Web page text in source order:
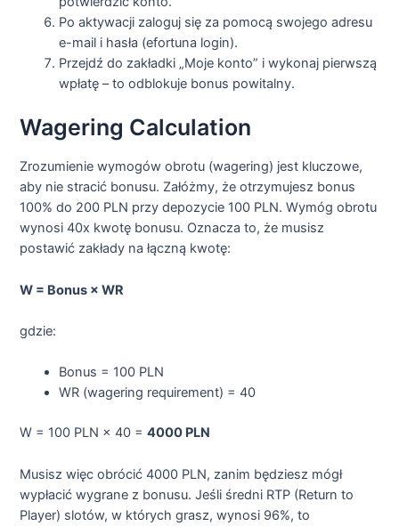
Po aktywacji zaloguj się za pomocą swojego adresu
e-mail i hasła (efortuna login).
Przejdź do zakładki „Moje konto” i wykonaj pierwszą
wpłatę – to odblokuje bonus powitalny.
Wagering Calculation
Zrozumienie wymogów obrotu (wagering) jest kluczowe,
aby nie stracić bonusu. Załóżmy, że otrzymujesz bonus
100% do 200 PLN przy depozycie 100 PLN. Wymóg obrotu
wynosi 40x kwotę bonusu. Oznacza to, że musisz
postawić zakłady na łączną kwotę:
W = Bonus × WR
gdzie:
Bonus = 100 PLN
WR (wagering requirement) = 40
W = 100 PLN × 40 =4000 PLN
Musisz więc obrócić 4000 PLN, zanim będziesz mógł
wypłacić wygrane z bonusu. Jeśli średni RTP (Return to
Player) slotów, w których grasz, wynosi 96%, to